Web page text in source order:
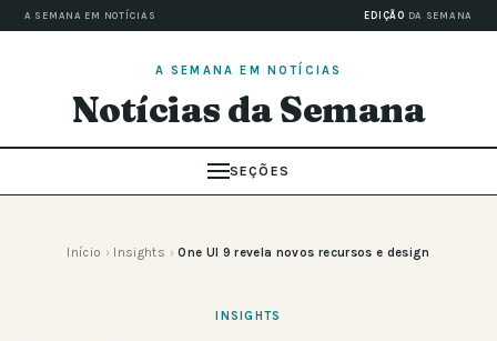
A SEMANA EM NOTÍCIAS EDIÇÃO DA SEMANA
A SEMANA EM NOTÍCIAS
Notícias da Semana
SEÇÕES
Início › Insights › One UI 9 revela novos recursos e design
INSIGHTS